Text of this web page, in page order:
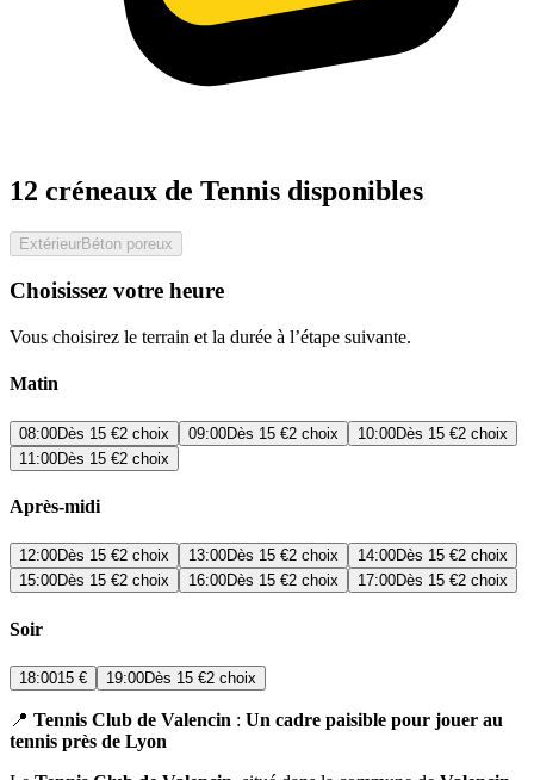
12 créneaux de Tennis disponibles
ExtérieurBéton poreux
Choisissez votre heure
Vous choisirez le terrain et la durée à l’étape suivante.
Matin
08:00Dès 15 €2 choix 09:00Dès 15 €2 choix 10:00Dès 15 €2 choix
11:00Dès 15 €2 choix
Après-midi
12:00Dès 15 €2 choix 13:00Dès 15 €2 choix 14:00Dès 15 €2 choix
15:00Dès 15 €2 choix 16:00Dès 15 €2 choix 17:00Dès 15 €2 choix
Soir
18:0015 € 19:00Dès 15 €2 choix
📍 Tennis Club de Valencin : Un cadre paisible pour jouer au
tennis près de Lyon